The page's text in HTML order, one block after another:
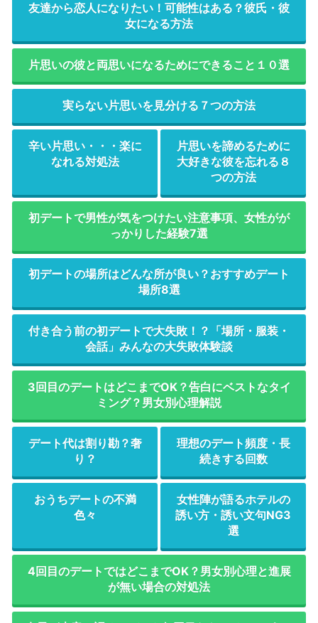
友達から恋人になりたい！可能性はある？彼氏・彼
女になる方法
片思いの彼と両思いになるためにできること１０選
実らない片思いを見分ける７つの方法
辛い片思い・・・楽に
なれる対処法
片思いを諦めるために
大好きな彼を忘れる８
つの方法
初デートで男性が気をつけたい注意事項、女性がが
っかりした経験7選
初デートの場所はどんな所が良い？おすすめデート
場所8選
付き合う前の初デートで大失敗！？「場所・服装・
会話」みんなの大失敗体験談
3回目のデートはどこまでOK？告白にベストなタイ
ミング？男女別心理解説
デート代は割り勘？奢
り？
理想のデート頻度・長
続きする回数
おうちデートの不満
色々
女性陣が語るホテルの
誘い方・誘い文句NG3
選
4回目のデートではどこまでOK？男女別心理と進展
が無い場合の対処法